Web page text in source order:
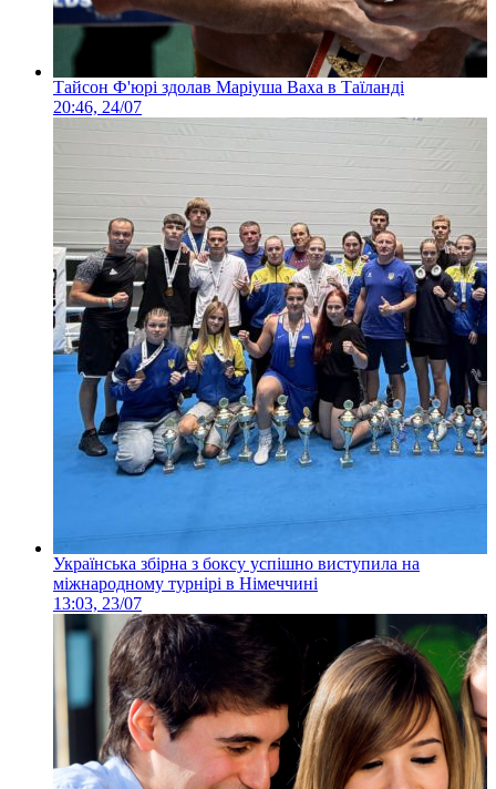
Тайсон Ф'юрі здолав Маріуша Ваха в Таїланді
20:46, 24/07
Українська збірна з боксу успішно виступила на
міжнародному турнірі в Німеччині
13:03, 23/07